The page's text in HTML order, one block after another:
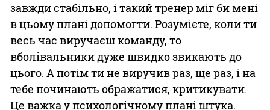
завжди стабільно, і такий тренер міг би мені
в цьому плані допомогти. Розумієте, коли ти
весь час виручаєш команду, то
вболівальники дуже швидко звикають до
цього. А потім ти не виручив раз, ще раз, і на
тебе починають ображатися, критикувати.
Це важка у психологічному плані штука.